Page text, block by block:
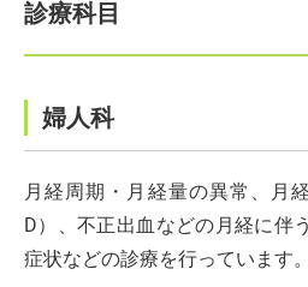
診療科目
婦人科
月経周期・月経量の異常、月
D）、不正出血などの月経に伴
症状などの診療を行っています